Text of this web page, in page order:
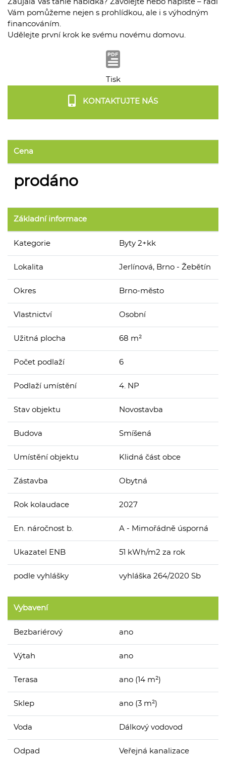
Zaujala Vás tahle nabídka? Zavolejte nebo napište – rádi
Vám pomůžeme nejen s prohlídkou, ale i s výhodným
financováním.
Udělejte první krok ke svému novému domovu.
Tisk
KONTAKTUJTE NÁS
Cena
prodáno
Základní informace
Kategorie Byty 2+kk
Lokalita Jerlínová, Brno - Žebětín
Okres Brno-město
Vlastnictví Osobní
Užitná plocha 68 m²
Počet podlaží 6
Podlaží umístění 4. NP
Stav objektu Novostavba
Budova Smíšená
Umístění objektu Klidná část obce
Zástavba Obytná
Rok kolaudace 2027
En. náročnost b. A - Mimořádně úsporná
Ukazatel ENB 51 kWh/m2 za rok
podle vyhlášky vyhláška 264/2020 Sb
Vybavení
Bezbariérový ano
Výtah ano
Terasa ano (14 m²)
Sklep ano (3 m²)
Voda Dálkový vodovod
Odpad Veřejná kanalizace